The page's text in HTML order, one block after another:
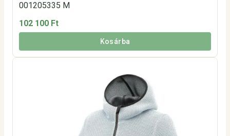
001205335 M
102 100 Ft
Kosárba